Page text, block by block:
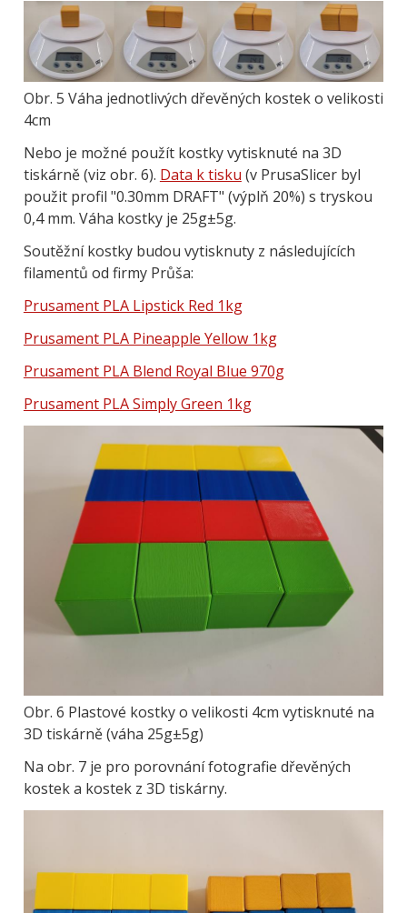
Obrázek
Obr. 5 Váha jednotlivých dřevěných kostek o velikosti
4cm
Nebo je možné použít kostky vytisknuté na 3D
tiskárně (viz obr. 6). Data k tisku (v PrusaSlicer byl
použit profil "0.30mm DRAFT" (výplň 20%) s tryskou
0,4 mm. Váha kostky je 25g±5g.
Soutěžní kostky budou vytisknuty z následujících
filamentů od firmy Průša:
Prusament PLA Lipstick Red 1kg
Prusament PLA Pineapple Yellow 1kg
Prusament PLA Blend Royal Blue 970g
Prusament PLA Simply Green 1kg
Obr. 6 Plastové kostky o velikosti 4cm vytisknuté na
3D tiskárně (váha 25g±5g)
Na obr. 7 je pro porovnání fotografie dřevěných
kostek a kostek z 3D tiskárny.